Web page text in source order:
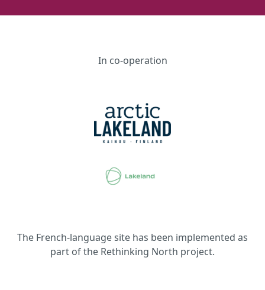
In co-operation
The French-language site has been implemented as
part of the Rethinking North project.